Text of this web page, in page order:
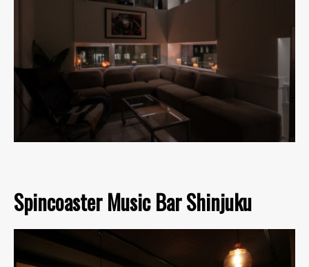
Spincoaster Music Bar Shinjuku